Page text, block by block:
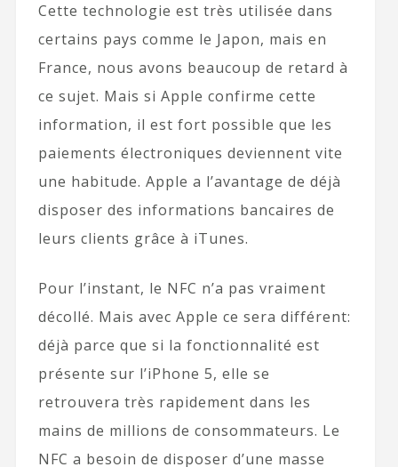
Cette technologie est très utilisée dans
certains pays comme le Japon, mais en
France, nous avons beaucoup de retard à
ce sujet. Mais si Apple confirme cette
information, il est fort possible que les
paiements électroniques deviennent vite
une habitude. Apple a l’avantage de déjà
disposer des informations bancaires de
leurs clients grâce à iTunes.
Pour l’instant, le NFC n’a pas vraiment
décollé. Mais avec Apple ce sera différent:
déjà parce que si la fonctionnalité est
présente sur l’iPhone 5, elle se
retrouvera très rapidement dans les
mains de millions de consommateurs. Le
NFC a besoin de disposer d’une masse